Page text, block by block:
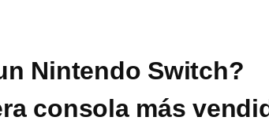
Nintendo Switch?
consola más